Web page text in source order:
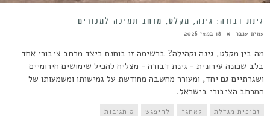
גינת דבורה: גינה, מקלט, מרחב תמיכה למכורים
עמית ענבר 18 במאי 2026
מה בין מקלט, גינה וקהילה? ברשימה זו בוחנת כיצד מרחב ציבורי אחד
בלב שכונה עירונית - גינת דבורה - מצליח להכיל שימושים חירומיים
ושגרתיים גם יחד, ומעורר מחשבה מחודשת על גמישותו ומשמעותו של
המרחב הציבורי בישראל.
זכוכית מגדלת לאתגר להיפגש 0 תגובות